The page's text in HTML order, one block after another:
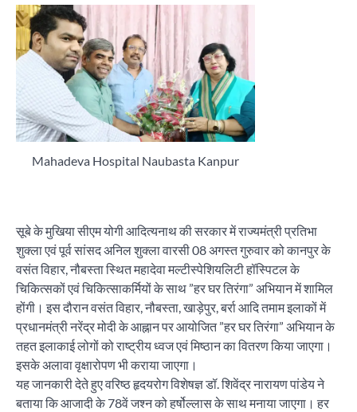
Mahadeva Hospital Naubasta Kanpur
सूबे के मुखिया सीएम योगी आदित्यनाथ की सरकार में राज्यमंत्री प्रतिभा
शुक्ला एवं पूर्व सांसद अनिल शुक्ला वारसी 08 अगस्त गुरुवार को कानपुर के
वसंत विहार, नौबस्ता स्थित महादेवा मल्टीस्पेशियलिटी हॉस्पिटल के
चिकित्सकों एवं चिकित्साकर्मियों के साथ ”हर घर तिरंगा” अभियान में शामिल
होंगी। इस दौरान वसंत विहार, नौबस्ता, खाड़ेपुर, बर्रा आदि तमाम इलाकों में
प्रधानमंत्री नरेंद्र मोदी के आह्नान पर आयोजित ”हर घर तिरंगा” अभियान के
तहत इलाकाई लोगों को राष्ट्रीय ध्वज एवं मिष्ठान का वितरण किया जाएगा।
इसके अलावा वृक्षारोपण भी कराया जाएगा।
यह जानकारी देते हुए वरिष्ठ हृदयरोग विशेषज्ञ डॉ. शिवेंद्र नारायण पांडेय ने
बताया कि आजादी के 78वें जश्न को हर्षोल्लास के साथ मनाया जाएगा। हर